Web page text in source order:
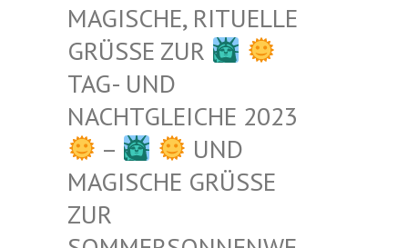
MAGISCHE, RITUELLE
GRÜSSE ZUR
TAG- UND
NACHTGLEICHE 2023
–
UND
MAGISCHE GRÜSSE Z
UR S